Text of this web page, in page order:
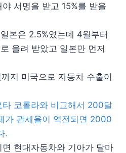
서명을 받고 15%를 받을
본은 2.5%였는데 4월부터
올려 받았고 일본만 먼저
지 미국으로 자동차 수출이
타 코롤라와 비교해서 200달
가 관세율이 역전되면 2000
.
현대자동차와 기아가 달마